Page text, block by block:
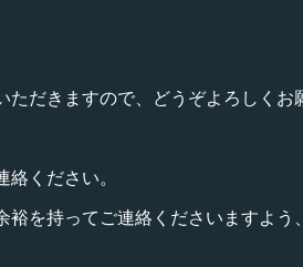
だきますので、どうぞよろしくお
ください。
を持ってご連絡くださいますよ